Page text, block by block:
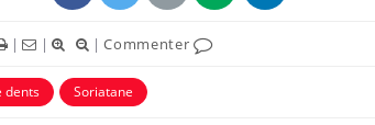
| | |Commenter
dents Soriatane